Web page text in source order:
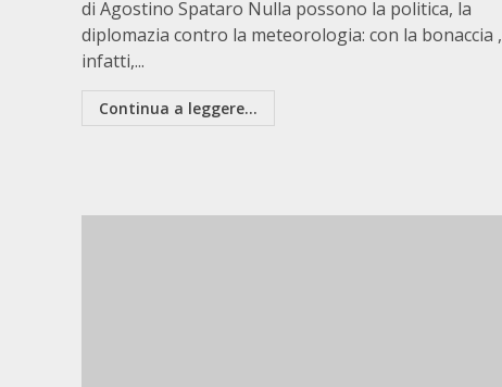
di Agostino Spataro Nulla possono la politica, la
diplomazia contro la meteorologia: con la bonaccia ,
infatti,...
Continua a leggere...